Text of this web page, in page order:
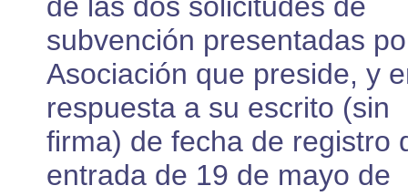
subvención presentadas
Asociación que preside, y
respuesta a su escrito (sin
firma) de fecha de registro
entrada de 19 de mayo de